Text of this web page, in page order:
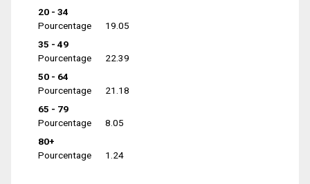
20 - 34
Pourcentage
19.05
35 - 49
Pourcentage
22.39
50 - 64
Pourcentage
21.18
65 - 79
Pourcentage
8.05
80+
Pourcentage
1.24